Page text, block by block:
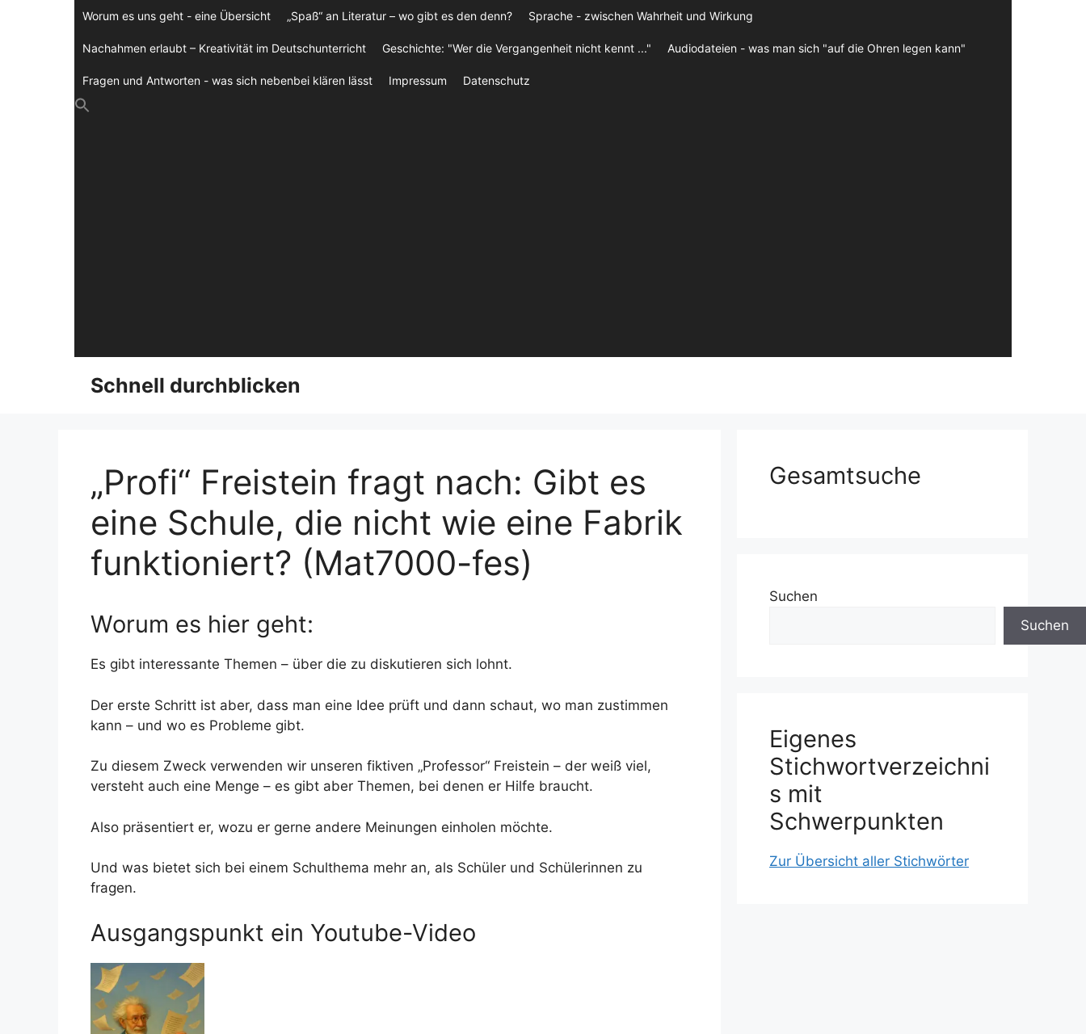
Worum es uns geht - eine Übersicht „Spaß“ an Literatur – wo gibt es den denn? Sprache - zwischen Wahrheit und Wirkung
Nachahmen erlaubt – Kreativität im Deutschunterricht Geschichte: "Wer die Vergangenheit nicht kennt ..." Audiodateien - was man sich "auf die Ohren legen kann"
Fragen und Antworten - was sich nebenbei klären lässt Impressum Datenschutz
Schnell durchblicken
„Profi“ Freistein fragt nach: Gibt es
eine Schule, die nicht wie eine Fabrik
funktioniert? (Mat7000-fes)
Worum es hier geht:
Es gibt interessante Themen – über die zu diskutieren sich lohnt.
Der erste Schritt ist aber, dass man eine Idee prüft und dann schaut, wo man zustimmen
kann – und wo es Probleme gibt.
Zu diesem Zweck verwenden wir unseren fiktiven „Professor“ Freistein – der weiß viel,
versteht auch eine Menge – es gibt aber Themen, bei denen er Hilfe braucht.
Also präsentiert er, wozu er gerne andere Meinungen einholen möchte.
Und was bietet sich bei einem Schulthema mehr an, als Schüler und Schülerinnen zu
fragen.
Ausgangspunkt ein Youtube-Video
Gesamtsuche
Suchen
Suchen
Eigenes
Stichwortverzeichni
s mit
Schwerpunkten
Zur Übersicht aller Stichwörter